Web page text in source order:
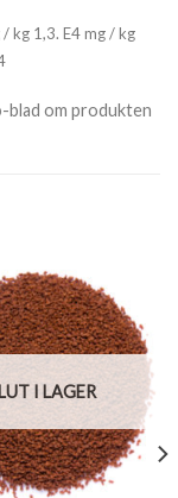
kg 1,3. E4 mg / kg
blad om produkten
I LAGER